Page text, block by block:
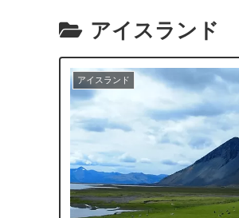
アイスランド
アイスランド